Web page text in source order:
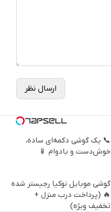
ارسال نظر
📞 یک گوشی دکمه‌ای ساده،
خوش‌دست و بادوام 📱
گوشی موبایل نوکیا رجیستر شده
🔥 (پرداخت درب منزل +
تخفیف ویژه)